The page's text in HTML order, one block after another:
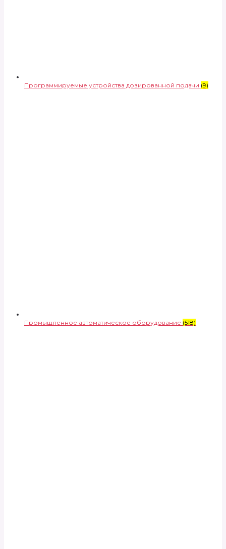
Программируемые устройства дозированной подачи (9)
Промышленное автоматическое оборудование (518)